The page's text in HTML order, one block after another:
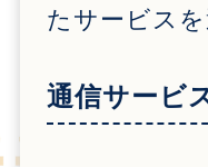
たサービスを
通信サービ